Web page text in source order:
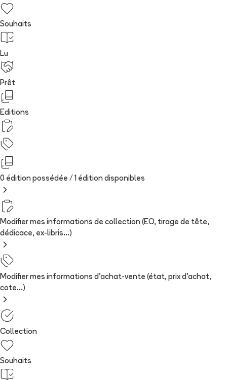
Souhaits
Lu
Prêt
Editions
0 édition possédée / 1 édition disponibles
Modifier mes informations de collection (EO, tirage de tête,
dédicace, ex-libris...)
Modifier mes informations d'achat-vente (état, prix d'achat,
cote...)
Collection
Souhaits